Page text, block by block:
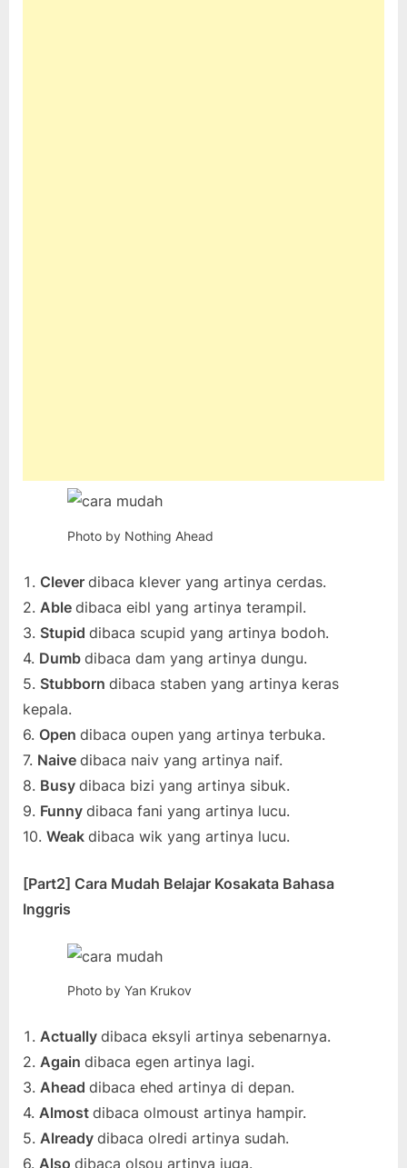
Photo by Nothing Ahead
Clever dibaca klever yang artinya cerdas.
2. Able dibaca eibl yang artinya terampil.
3. Stupid dibaca scupid yang artinya bodoh.
4. Dumb dibaca dam yang artinya dungu.
5. Stubborn dibaca staben yang artinya keras
kepala.
6. Open dibaca oupen yang artinya terbuka.
7. Naive dibaca naiv yang artinya naif.
8. Busy dibaca bizi yang artinya sibuk.
9. Funny dibaca fani yang artinya lucu.
10. Weak dibaca wik yang artinya lucu.
[Part2] Cara Mudah Belajar Kosakata Bahasa
Inggris
Photo by Yan Krukov
Actually dibaca eksyli artinya sebenarnya.
2. Again dibaca egen artinya lagi.
3. Ahead dibaca ehed artinya di depan.
4. Almost dibaca olmoust artinya hampir.
5. Already dibaca olredi artinya sudah.
6. Also dibaca olsou artinya juga.